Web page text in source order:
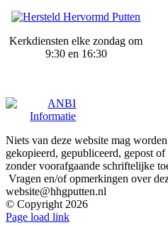
Kerkdiensten elke zondag om
9:30 en 16:30
Niets van deze website mag
gekopieerd, gepubliceerd, gepost
zonder voorafgaande schriftelijke
Vragen en/of opmerkingen over
website@hhgputten.nl
© Copyright 2026
Page load link